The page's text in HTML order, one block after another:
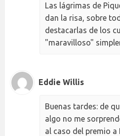
Las lágrimas de
dan la risa, sobre
destacarlas de los
"maravilloso"
Eddie Willis
Buenas tardes: de
algo no me
al caso del premio